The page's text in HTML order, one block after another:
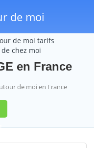
de moi
de moi tarifs
chez moi
en France
de moi en France